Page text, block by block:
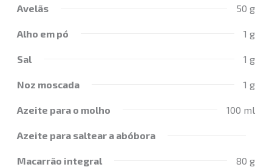
Avelãs 50 g
Alho em pó 1 g
Sal 1 g
Noz moscada 1 g
Azeite para o molho 100 ml
Azeite para saltear a abóbora
Macarrão integral 80 g